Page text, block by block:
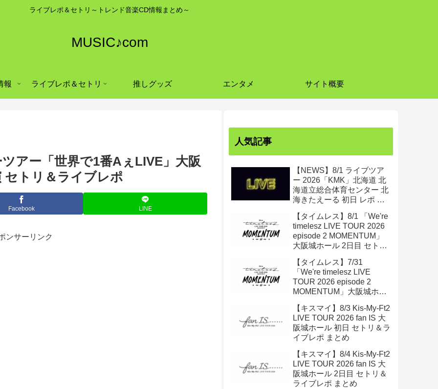
ライブレポ＆セトリ～トレンド音楽CD情報まとめ～
MUSIC♪com
報 ライブレポ＆セトリ 推しグッズ エンタメ サイト概要
アー「世界で1番AぇLIVE」大阪
セトリ＆ライブレポ
Facebook LINE
ンサーリンク
人気記事
【NEWS】8/1 ライブツア
ー 2026「KMK」北海道 北
海道立総合体育センター 北
海きたえーる 初日 レポ ま
【タイムレス】8/1 「We're
timelesz LIVE TOUR 2026
episode 2 MOMENTUM」
大阪城ホール 2日目 セトリ
【タイムレス】7/31
「We're timelesz LIVE
TOUR 2026 episode 2
MOMENTUM」大阪城ホー
【キスマイ】8/3 Kis-My-Ft2
LIVE TOUR 2026 fan IS 大
阪城ホール 初日 セトリ＆ラ
イブレポ まとめ
【キスマイ】8/4 Kis-My-Ft2
LIVE TOUR 2026 fan IS 大
阪城ホール 2日目 セトリ＆
ライブレポ まとめ